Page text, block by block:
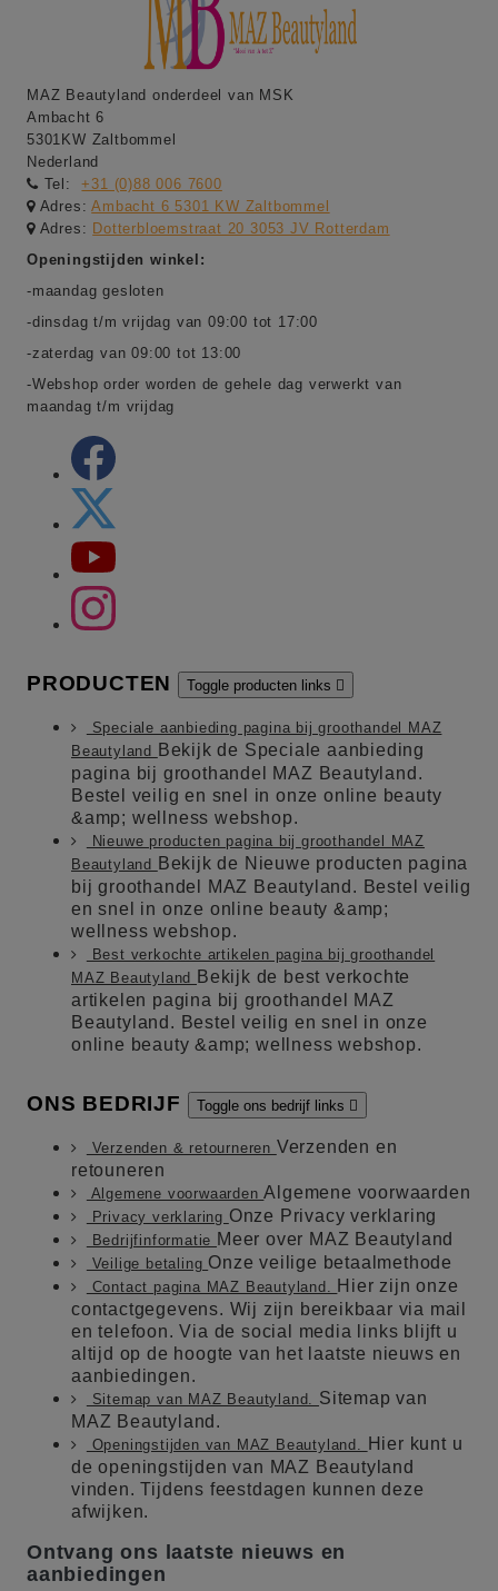
MAZ Beautyland onderdeel van MSK
Ambacht 6
5301KW Zaltbommel
Nederland
Tel:
+31 (0)88 006 7600
Adres:Ambacht 6 5301 KW Zaltbommel
Adres: Dotterbloemstraat 20 3053 JV Rotterdam
Openingstijden winkel:
-maandag gesloten
-dinsdag t/m vrijdag van 09:00 tot 17:00
-zaterdag van 09:00 tot 13:00
-Webshop order worden de gehele dag verwerkt van
maandag t/m vrijdag
PRODUCTEN Toggle producten links 
Speciale aanbieding pagina bij groothandel MAZ
Beautyland
Bekijk de Speciale aanbieding
pagina bij groothandel MAZ Beautyland.
Bestel veilig en snel in onze online beauty
&amp; wellness webshop.
Nieuwe producten pagina bij groothandel MAZ
Beautyland
Bekijk de Nieuwe producten pagina
bij groothandel MAZ Beautyland. Bestel veilig
en snel in onze online beauty &amp;
wellness webshop.
Best verkochte artikelen pagina bij groothandel
MAZ Beautyland
Bekijk de best verkochte
artikelen pagina bij groothandel MAZ
Beautyland. Bestel veilig en snel in onze
online beauty &amp; wellness webshop.
ONS BEDRIJF Toggle ons bedrijf links 
Verzenden & retourneren Verzenden en
retouneren
Algemene voorwaardenAlgemene voorwaarden
Privacy verklaring Onze Privacy verklaring
Bedrijfinformatie Meer over MAZ Beautyland
Veilige betaling Onze veilige betaalmethode
Contact pagina MAZ Beautyland. Hier zijn onze
contactgegevens. Wij zijn bereikbaar via mail
en telefoon. Via de social media links blijft u
altijd op de hoogte van het laatste nieuws en
aanbiedingen.
Sitemap van MAZ Beautyland. Sitemap van
MAZ Beautyland.
Openingstijden van MAZ Beautyland.
Hier kunt u
de openingstijden van MAZ Beautyland
vinden. Tijdens feestdagen kunnen deze
afwijken.
Ontvang ons laatste nieuws en
aanbiedingen